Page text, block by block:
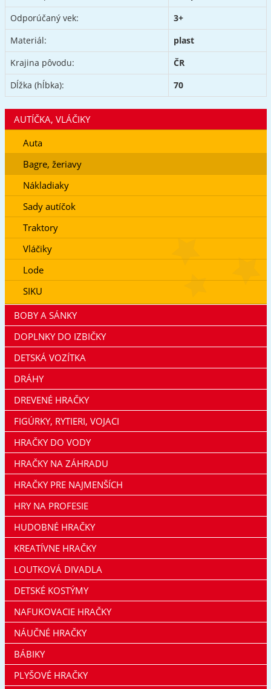
Odporúčaný vek:
3+
Materiál:
plast
Krajina pôvodu:
ČR
Dĺžka (hĺbka):
70
AUTÍČKA, VLÁČIKY
Auta
Bagre, žeriavy
Nákladiaky
Sady autíčok
Traktory
Vláčiky
Lode
SIKU
BOBY A SÁNKY
DOPLNKY DO IZBIČKY
DETSKÁ VOZÍTKA
DRÁHY
DREVENÉ HRAČKY
FIGÚRKY, RYTIERI, VOJACI
HRAČKY DO VODY
HRAČKY NA ZÁHRADU
HRAČKY PRE NAJMENŠÍCH
HRY NA PROFESIE
HUDOBNÉ HRAČKY
KREATÍVNE HRAČKY
LOUTKOVÁ DIVADLA
DETSKÉ KOSTÝMY
NAFUKOVACIE HRAČKY
NÁUČNÉ HRAČKY
BÁBIKY
PLYŠOVÉ HRAČKY